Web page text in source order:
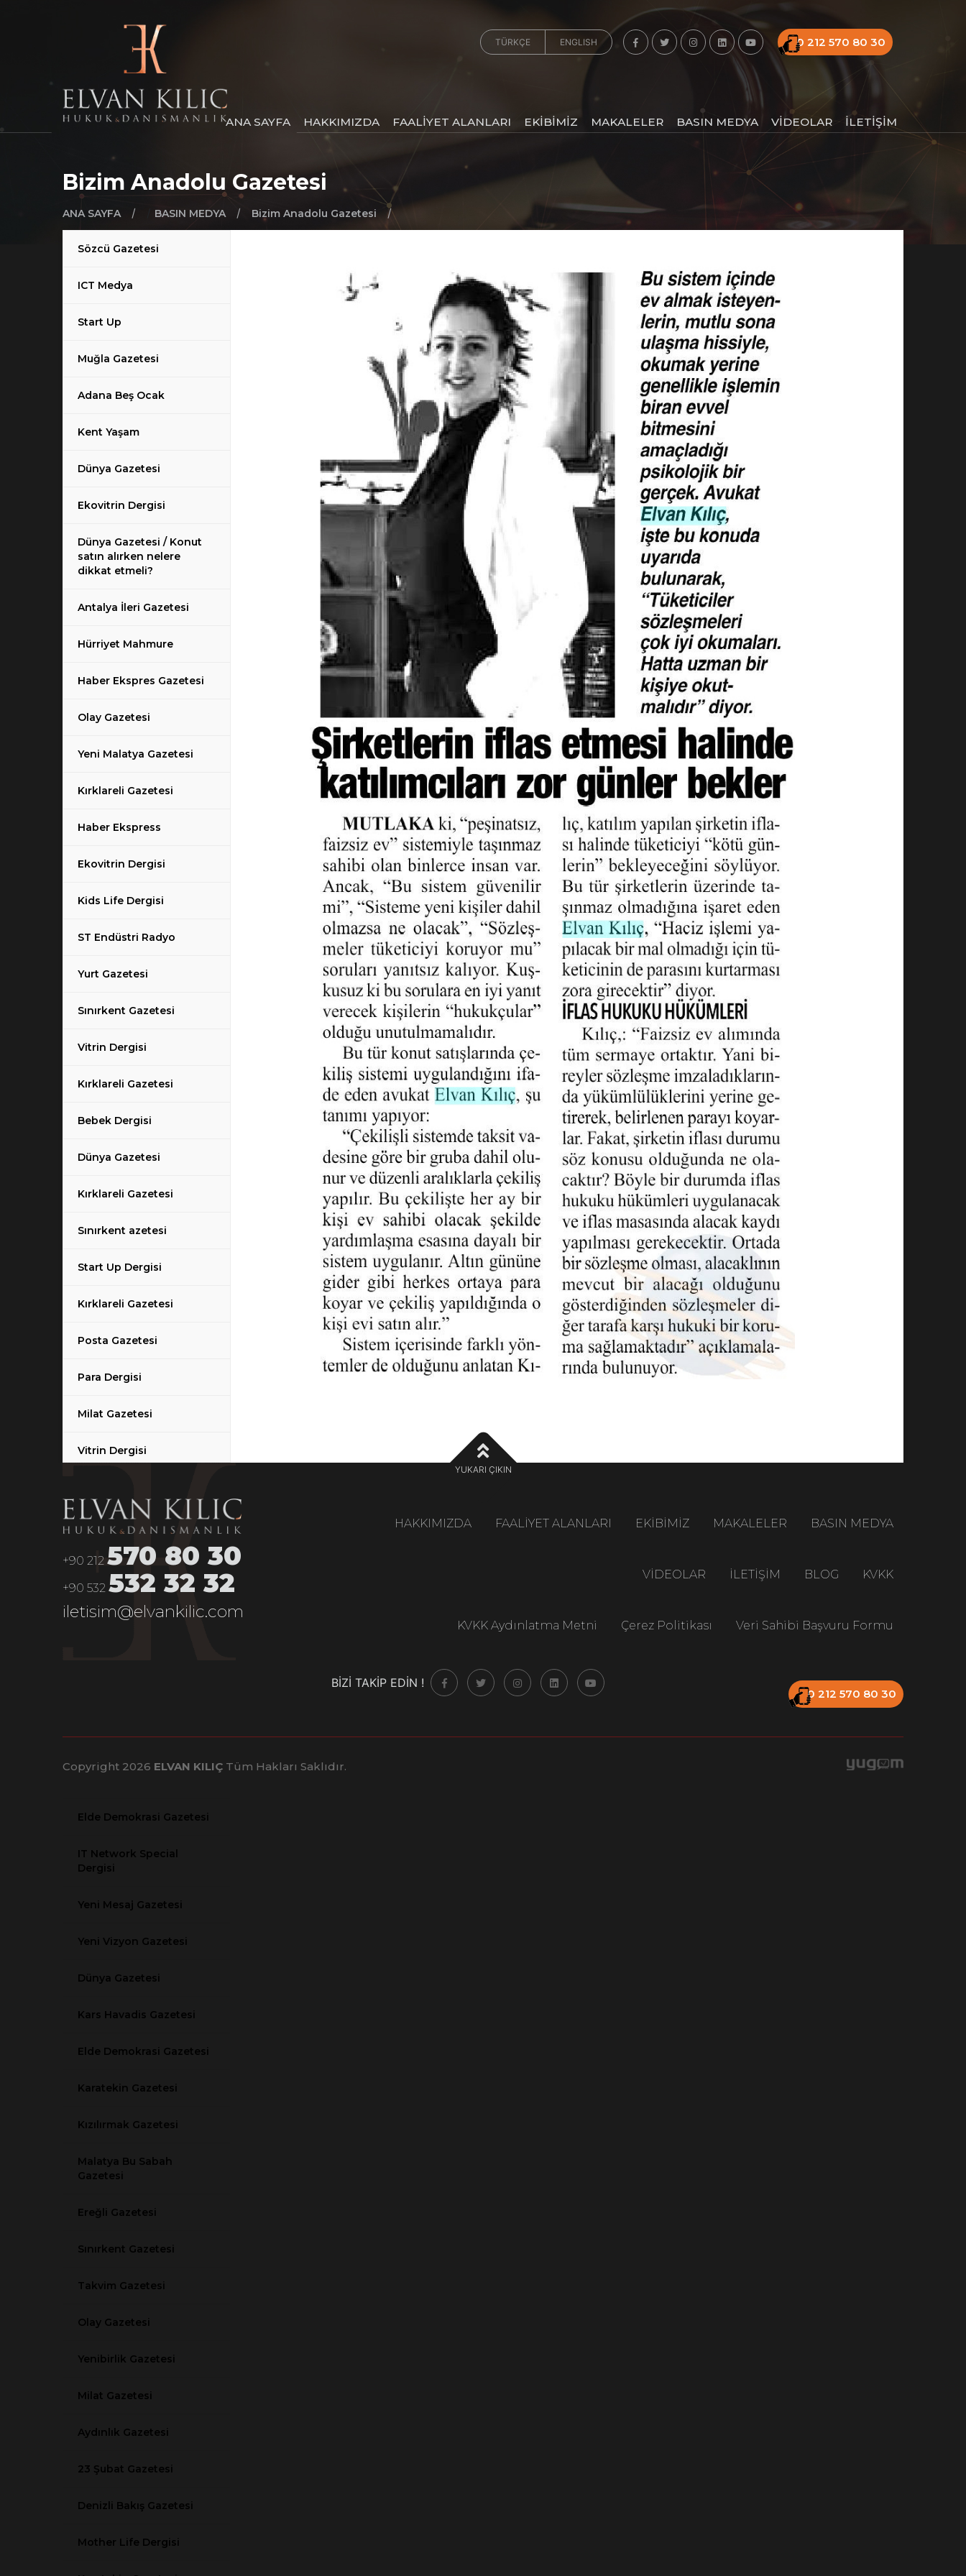
0 212 570 80 30
TÜRKÇE ENGLISH
ANA SAYFA HAKKIMIZDA FAALİYET ALANLARI EKİBİMİZ MAKALELER BASIN MEDYA VİDEOLAR İLETİŞİM
Bizim Anadolu Gazetesi
ANA SAYFA / BASIN MEDYA / Bizim Anadolu Gazetesi /
Sözcü Gazetesi
ICT Medya
Start Up
Muğla Gazetesi
Adana Beş Ocak
Kent Yaşam
Dünya Gazetesi
Ekovitrin Dergisi
Dünya Gazetesi / Konut
satın alırken nelere
dikkat etmeli?
Antalya İleri Gazetesi
Hürriyet Mahmure
Haber Ekspres Gazetesi
Olay Gazetesi
Yeni Malatya Gazetesi
Kırklareli Gazetesi
Haber Ekspress
Ekovitrin Dergisi
Kids Life Dergisi
ST Endüstri Radyo
Yurt Gazetesi
Sınırkent Gazetesi
Vitrin Dergisi
Kırklareli Gazetesi
Bebek Dergisi
Dünya Gazetesi
Kırklareli Gazetesi
Sınırkent azetesi
Start Up Dergisi
Kırklareli Gazetesi
Posta Gazetesi
Para Dergisi
Milat Gazetesi
Vitrin Dergisi
Bursa Hayat Gazetesi
Haber Ekspres İzmir
Sınırkent Gazetesi
Elde Demokrasi Gazetesi
IT Network Special
Dergisi
Yeni Mesaj Gazetesi
Yeni Vizyon Gazetesi
Dünya Gazetesi
Kars Havadis Gazetesi
Elde Demokrasi Gazetesi
Karatekin Gazetesi
Kızılırmak Gazetesi
Malatya Bu Sabah
Gazetesi
Ereğli Gazetesi
Sınırkent Gazetesi
Takvim Gazetesi
Olay Gazetesi
Yenibirlik Gazetesi
Milat Gazetesi
Aydınlık Gazetesi
23 Şubat Gazetesi
Denizli Bakış Gazetesi
Mother Life Dergisi
YUKARI ÇIKIN
+90 212 570 80 30
+90 532 532 32 32
iletisim@elvankilic.com
HAKKIMIZDA FAALİYET ALANLARI EKİBİMİZ MAKALELER BASIN MEDYA
VİDEOLAR İLETİŞİM BLOG KVKK
KVKK Aydınlatma Metni Çerez Politikası Veri Sahibi Başvuru Formu
BİZİ TAKİP EDİN !
0 212 570 80 30
Copyright 2026 ELVAN KILIÇ Tüm Hakları Saklıdır.